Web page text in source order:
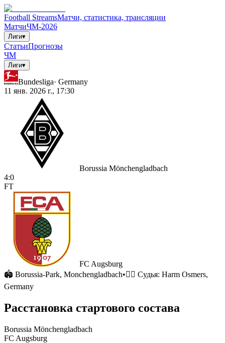
Football StreamsМатчи, статистика, трансляции
МатчиЧМ-2026
Лиги▾
СтатьиПрогнозы
ЧМ
Лиги▾
Bundesliga· Germany
11 янв. 2026 г., 17:30
Borussia Mönchengladbach
4:0
FT
FC Augsburg
🏟 Borussia-Park, Monchengladbach•🧑‍⚖️ Судья: Harm Osmers,
Germany
Расстановка стартового состава
Borussia Mönchengladbach
FC Augsburg